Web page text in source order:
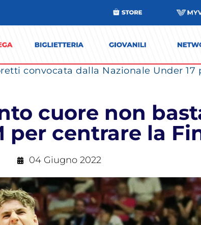
convocata dalla Nazionale Under 17
cuore non
per centrare la
04 Giugno 2022